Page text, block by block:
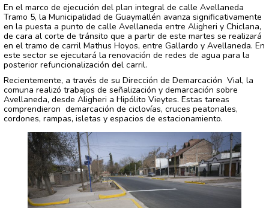
En el marco de ejecución del plan integral de calle Avellaneda
Tramo 5, la Municipalidad de Guaymallén avanza significativamente
en la puesta a punto de calle Avellaneda entre Aligheri y Chiclana,
de cara al corte de tránsito que a partir de este martes se realizará
en el tramo de carril Mathus Hoyos, entre Gallardo y Avellaneda. En
este sector se ejecutará la renovación de redes de agua para la
posterior refuncionalización del carril.
Recientemente, a través de su Dirección de Demarcación Vial, la
comuna realizó trabajos de señalización y demarcación sobre
Avellaneda, desde Aligheri a Hipólito Vieytes. Estas tareas
comprendieron demarcación de ciclovías, cruces peatonales,
cordones, rampas, isletas y espacios de estacionamiento.